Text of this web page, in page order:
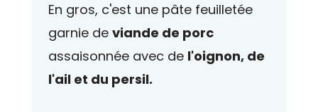
En gros, c'est une pâte feuilletée
garnie de viande de porc
assaisonnée avec de l'oignon, de
l'ail et du persil.